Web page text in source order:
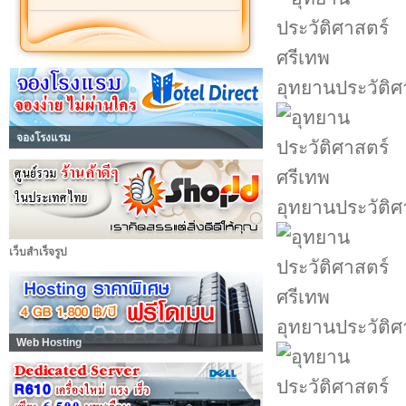
จองโรงแรม
เว็บสำเร็จรูป
Web Hosting
อุทยานประวัติ
อุทยานประวัติ
อุทยานประวัติ